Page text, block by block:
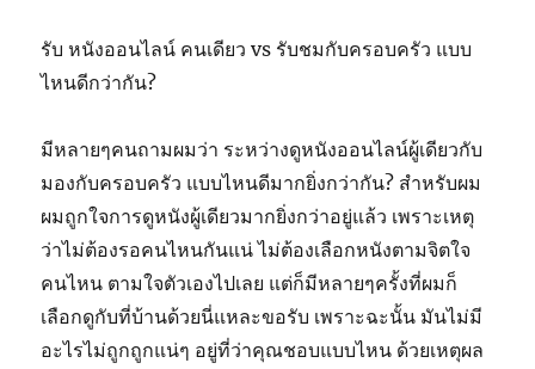
รับ หนังออนไลน์ คนเดียว vs รับชมกับครอบครัว แบบ
ไหนดีกว่ากัน?
มีหลายๆคนถามผมว่า ระหว่างดูหนังออนไลน์ผู้เดียวกับ
มองกับครอบครัว แบบไหนดีมากยิ่งกว่ากัน? สำหรับผม
ผมถูกใจการดูหนังผู้เดียวมากยิ่งกว่าอยู่แล้ว เพราะเหตุ
ว่าไม่ต้องรอคนไหนกันแน่ ไม่ต้องเลือกหนังตามจิตใจ
คนไหน ตามใจตัวเองไปเลย แต่ก็มีหลายๆครั้งที่ผมก็
เลือกดูกับที่บ้านด้วยนี่แหละขอรับ เพราะฉะนั้น มันไม่มี
อะไรไม่ถูกถูกแน่ๆ อยู่ที่ว่าคุณชอบแบบไหน ด้วยเหตุผล